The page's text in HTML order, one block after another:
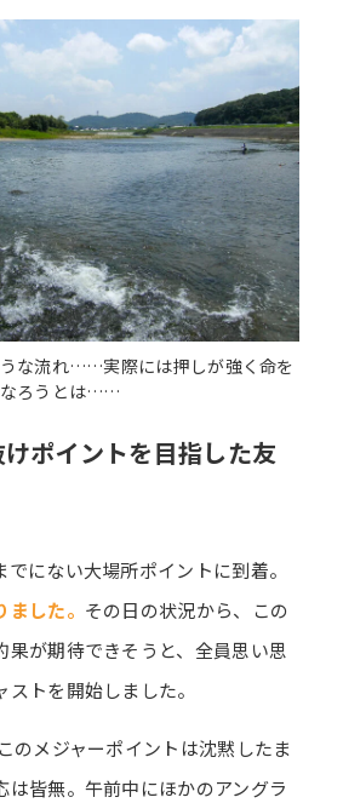
な流れ……実際には押しが強く命を
なろうとは……
ポイントを目指した友
にない大場所ポイントに到着。
した。 その日の状況から、この
果が期待できそうと、全員思い思
トを開始しました。
のメジャーポイントは沈黙したま
は皆無。午前中にほかのアングラ